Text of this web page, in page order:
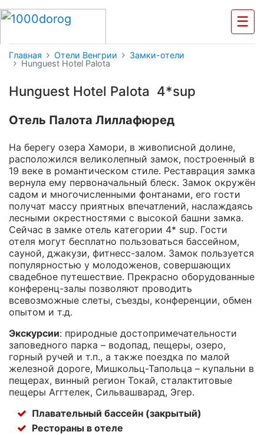
☰
Главная Отели Венгрии
Замки-отели
Hunguest Hotel Palota
Hunguest Hotel Palota 4*sup
Отель Палота Лиллафюред
На берегу озера Хамори, в живописной долине,
расположился великолепный замок, построенный в
19 веке в романтическом стиле. Реставрация замка
вернула ему первоначальный блеск. Замок окружён
садом и многочисленными фонтанами, его гости
получат массу приятных впечатлений, наслаждаясь
лесными окрестностями с высокой башни замка.
Сейчас в замке отель категории 4* sup. Гости
отеля могут бесплатно пользоваться бассейном,
сауной, джакузи, фитнесс-залом. Замок пользуется
популярностью у молодоженов, совершающих
свадебное путешествие. Прекрасно оборудованные
конференц-залы позволяют проводить
всевозможные слеты, съезды, конференции, обмен
опытом и т.д.
Экскурсии: природные достопримечательности
заповедного парка – водопад, пещеры, озеро,
горный ручей и т.п., а также поездка по малой
железной дороге, Мишкольц-Тапольца – купальни в
пещерах, винный регион Токай, сталактитовые
пещеры Аггтелек, Сильвашварад, Эгер.
Плавательный бассейн (закрытый)
Рестораны в отеле